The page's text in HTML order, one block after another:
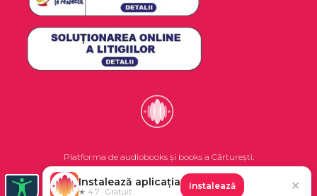
Platforma de audiobooks și books a Cărturești.
©2026 Nemo EPG SRL. Toate drepturile rezervate.
Instalează aplicația
★ 4.7 · Gratuit
Instalează ✕